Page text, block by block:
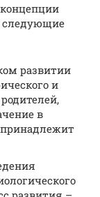
следующие
развитии
и
в